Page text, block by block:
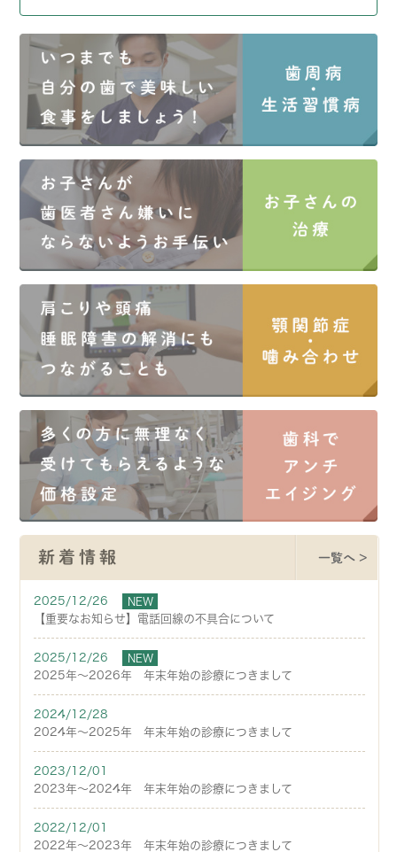
新着情報 一覧へ >
2025/12/26 NEW
【重要なお知らせ】電話回線の不具合について
2025/12/26 NEW
2025年～2026年 年末年始の診療につきまして
2024/12/28
2024年～2025年 年末年始の診療につきまして
2023/12/01
2023年～2024年 年末年始の診療につきまして
2022/12/01
2022年～2023年 年末年始の診療につきまして